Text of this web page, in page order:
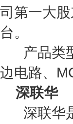
司第一大
台。
产品类型
边电路、
深联华
深联华是